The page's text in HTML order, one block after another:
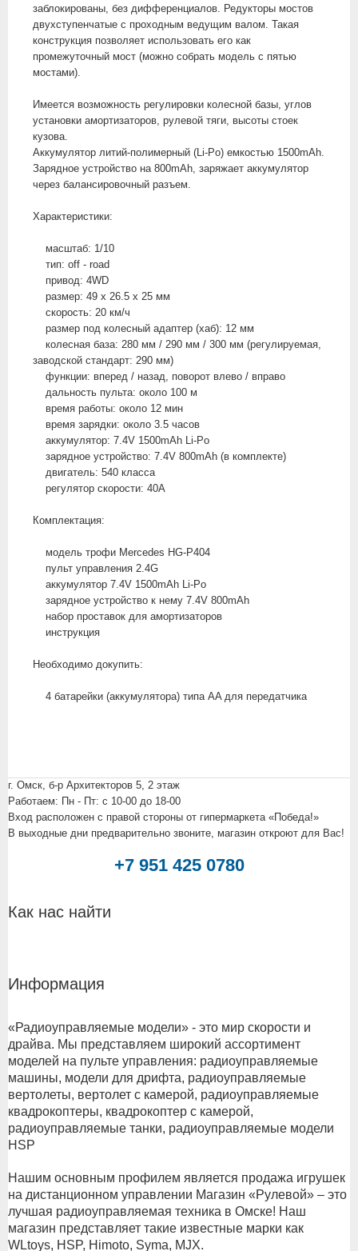
заблокированы, без дифференциалов. Редукторы мостов
двухступенчатые с проходным ведущим валом. Такая
конструкция позволяет использовать его как
промежуточный мост (можно собрать модель с пятью
мостами).
Имеется возможность регулировки колесной базы, углов
установки амортизаторов, рулевой тяги, высоты стоек
кузова.
Аккумулятор литий-полимерный (Li-Po) емкостью 1500mAh.
Зарядное устройство на 800mAh, заряжает аккумулятор
через балансировочный разъем.
Характеристики:
масштаб: 1/10
тип: off - road
привод: 4WD
размер: 49 х 26.5 х 25 мм
скорость: 20 км/ч
размер под колесный адаптер (хаб): 12 мм
колесная база: 280 мм / 290 мм / 300 мм (регулируемая,
заводской стандарт: 290 мм)
функции: вперед / назад, поворот влево / вправо
дальность пульта: около 100 м
время работы: около 12 мин
время зарядки: около 3.5 часов
аккумулятор: 7.4V 1500mAh Li-Po
зарядное устройство: 7.4V 800mAh (в комплекте)
двигатель: 540 класса
регулятор скорости: 40A
Комплектация:
модель трофи Mercedes HG-P404
пульт управления 2.4G
аккумулятор 7.4V 1500mAh Li-Po
зарядное устройство к нему 7.4V 800mAh
набор проставок для амортизаторов
инструкция
Необходимо докупить:
4 батарейки (аккумулятора) типа AA для передатчика
г. Омск, б-р Архитекторов 5, 2 этаж
Работаем: Пн - Пт: c 10-00 до 18-00
Вход расположен с правой стороны от гипермаркета «Победа!»
В выходные дни предварительно звоните, магазин откроют для Вас!
+7 951 425 0780
Как нас найти
Информация
«Радиоуправляемые модели» - это мир скорости и
драйва. Мы представляем широкий ассортимент
моделей на пульте управления: радиоуправляемые
машины, модели для дрифта, радиоуправляемые
вертолеты, вертолет с камерой, радиоуправляемые
квадрокоптеры, квадрокоптер с камерой,
радиоуправляемые танки, радиоуправляемые модели
HSP
Нашим основным профилем является продажа игрушек
на дистанционном управлении Магазин «Рулевой» – это
лучшая радиоуправляемая техника в Омске! Наш
магазин представляет такие известные марки как
WLtoys, HSP, Himoto, Syma, MJX.